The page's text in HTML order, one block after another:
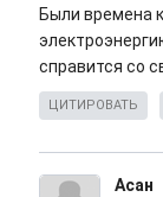
Были времена
справится со
ЦИТИРОВАТЬ
Асан